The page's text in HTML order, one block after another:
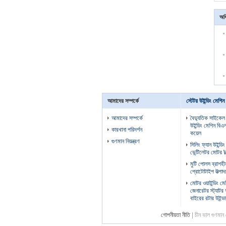
আমাদের সম্পর্কে
আমাদের সম্পর্কে
কারখানা পরিদর্শন
গুণমান নিয়ন্ত্রণ
স্টেটর উইন্ডিং মেশিন
বৈদ্যুতিক
উইন্ডিং মেশিন
কয়েল
সিলিং ফ্যান
ভেন্টিলেটর
মুটি পোলস
প্রোটোটাইপ
মোটর ওয়াইন্ডিং
জেনারেটর
বাইরের রটার
গোপনীয়তা নীতি| চীন ভাল